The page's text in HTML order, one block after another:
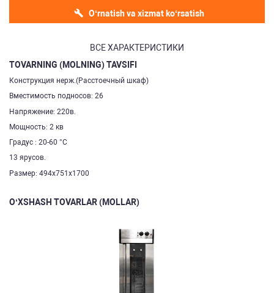
O‘rnatish va xizmat ko‘rsatish
ВСЕ ХАРАКТЕРИСТИКИ
TOVARNING (MOLNING) TAVSIFI
Конструкция нерж.(Расстоечный шкаф)
Вместимость подносов: 26
Напряжение: 220в.
Мощность: 2 кв
Градус : 20-60 °С
13 ярусов.
Размер: 494х751х1700
O‘XSHASH TOVARLAR (MOLLAR)